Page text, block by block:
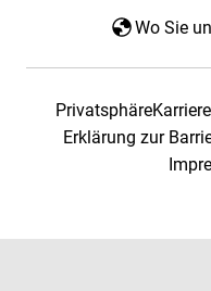
Wo Sie
PrivatsphäreKarriere
Erklärung zur